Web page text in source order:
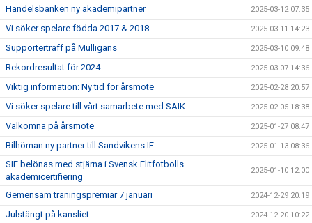
Handelsbanken ny akademipartner 2025-03-12 07:35
Vi söker spelare födda 2017 & 2018 2025-03-11 14:23
Supporterträff på Mulligans 2025-03-10 09:48
Rekordresultat för 2024 2025-03-07 14:36
Viktig information: Ny tid för årsmöte 2025-02-28 20:57
Vi söker spelare till vårt samarbete med SAIK 2025-02-05 18:38
Välkomna på årsmöte 2025-01-27 08:47
Bilhörnan ny partner till Sandvikens IF 2025-01-13 08:36
SIF belönas med stjärna i Svensk Elitfotbolls
akademicertifiering
2025-01-10 12:00
Gemensam träningspremiär 7 januari 2024-12-29 20:19
Julstängt på kansliet 2024-12-20 10:22